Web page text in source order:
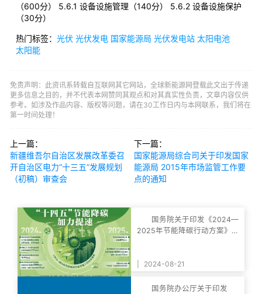
（600分） 5.6.1 设备设施管理（140分） 5.6.2 设备设施保护
（30分）
热门标签： 光伏 光伏发电 国家能源局 光伏发电站 太阳电池
太阳能
免责声明：此资讯系转载自互联网其它网站，全球新能源网登载此文出于传递
更多信息之目的，并不代表本网赞同其观点和对其真实性负责，文章内容仅供
参考。如涉及作品内容、版权等问题，请在30工作日内与本网联系，我们将在
第一时间处理！
上一篇：
新疆维吾尔自治区发展改革委召
开自治区电力“十三五”发展规划
（初稿）审查会
下一篇：
国家能源局综合司关于印发国家
能源局 2015年市场监管工作要
点的通知
国务院关于印发《2024—
2025年节能降碳行动方案》的
2024-08-21
国务院办公厅关于印发